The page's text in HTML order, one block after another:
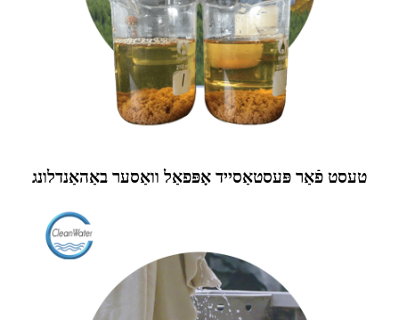
טעסט פֿאַר פּעסטאַסייד אָפּפאַל וואַסער באַהאַנדלונג